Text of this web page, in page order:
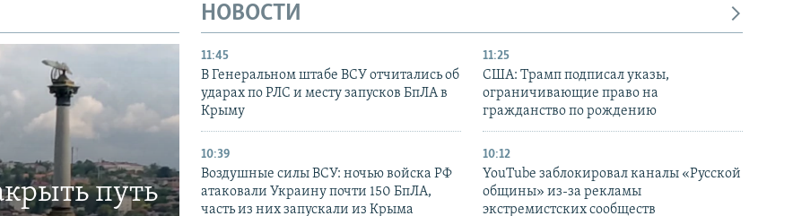
путь
НОВОСТИ
11:45
В Генеральном штабе ВСУ отчитались об
ударах по РЛС и месту запусков БпЛА в
Крыму
11:25
США: Трамп подписал указы,
ограничивающие право на
гражданство по рождению
10:39
Воздушные силы ВСУ: ночью войска РФ
атаковали Украину почти 150 БпЛА,
часть из них запускали из Крыма
10:12
YouTube заблокировал каналы «Русской
общины» из-за рекламы
экстремистских сообществ